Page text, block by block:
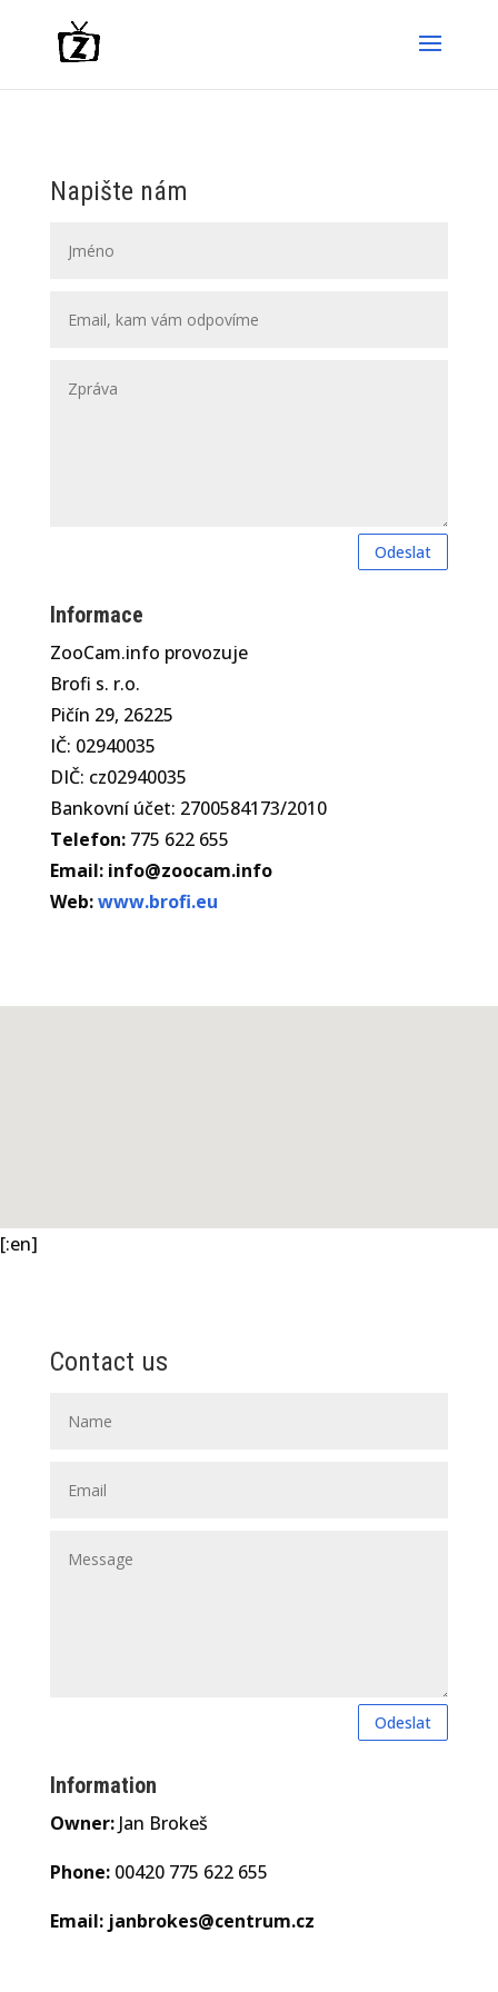
Napište nám
Odeslat
Informace
ZooCam.info provozuje
Brofi s. r.o.
Pičín 29, 26225
IČ: 02940035
DIČ: cz02940035
Bankovní účet: 2700584173/2010
Telefon:775 622 655
Email: info@zoocam.info
Web:www.brofi.eu
[:en]
Contact us
Odeslat
Information
Owner:Jan Brokeš
Phone:00420 775 622 655
Email: janbrokes@centrum.cz